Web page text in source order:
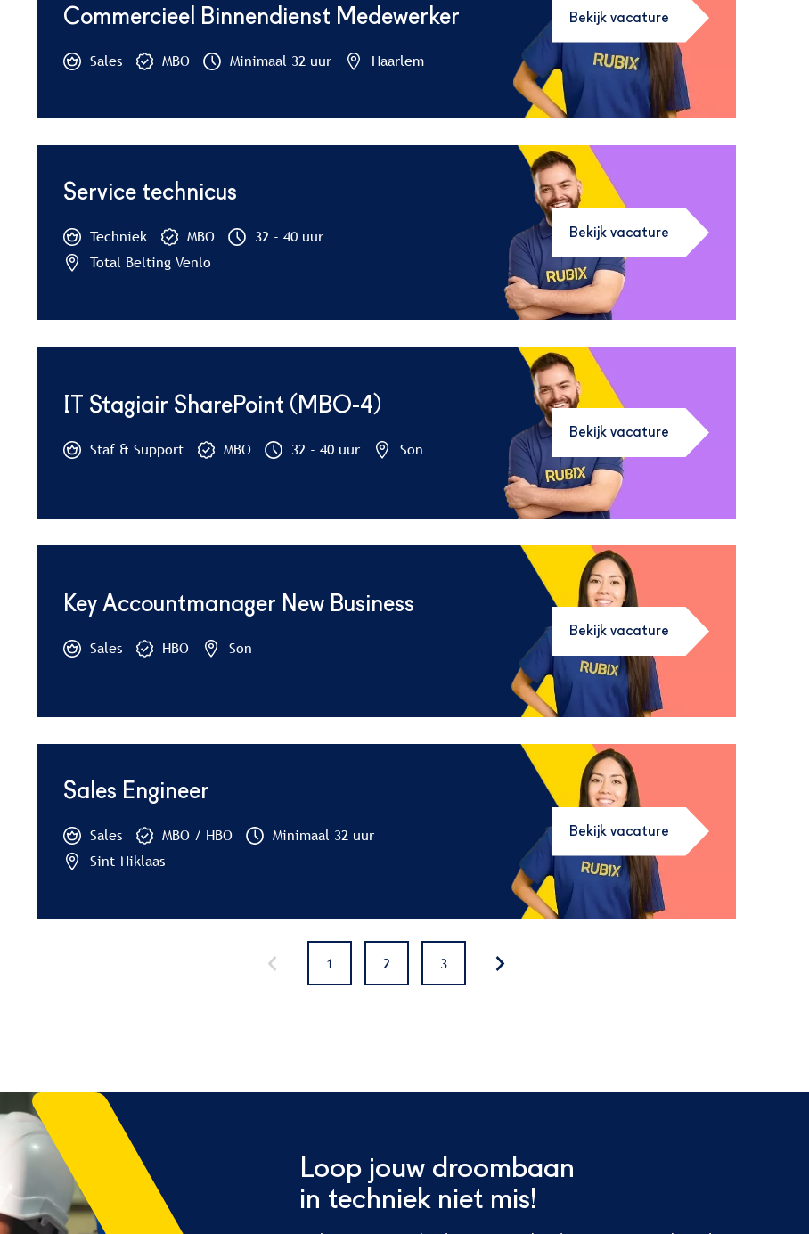
Commercieel Binnendienst Medewerker
Sales MBO Minimaal 32 uur Haarlem
Bekijk vacature
Service technicus
Techniek MBO
32 - 40 uur
Total Belting Venlo
Bekijk vacature
IT Stagiair SharePoint (MBO-4)
Staf & Support MBO 32 - 40 uur Son
Bekijk vacature
Key Accountmanager New Business
Sales HBO Son
Bekijk vacature
Sales Engineer
Sales MBO / HBO
Minimaal 32 uur
Sint-Niklaas
Bekijk vacature
1 2 3
Loop jouw droombaan
in techniek niet mis!